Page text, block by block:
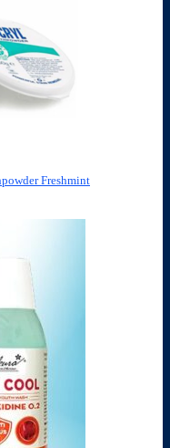
Freshmint